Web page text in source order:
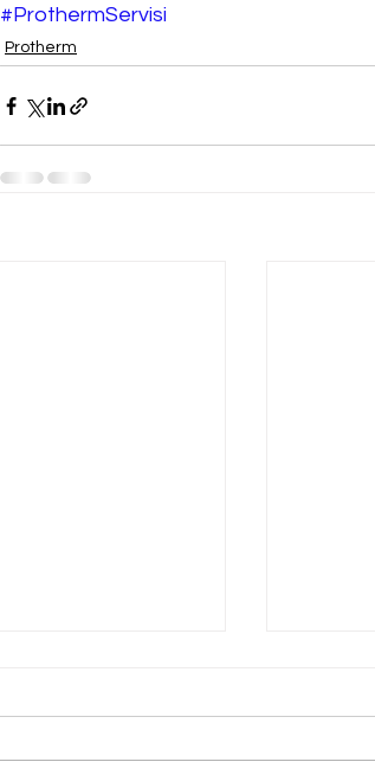
#ProthermServisi
Protherm